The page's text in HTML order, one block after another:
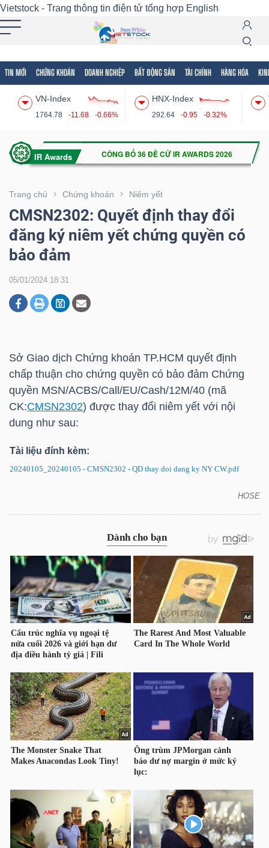
Vietstock - Trang thông tin điện tử tổng hợp English
TIN MỚI CHỨNG KHOÁN DOANH NGHIỆP BẤT ĐỘNG SẢN TÀI CHÍNH HÀNG HÓA
VN-Index
1764.78 -11.68 -0.66%
HNX-Index
292.64 -0.95 -0.32%
Trang chủ Chứng khoán Niêm yết
CMSN2302: Quyết định thay đổi
đăng ký niêm yết chứng quyền có
bảo đảm
05/01/2024 18:31
Sở Giao dịch Chứng khoán TP.HCM quyết định
chấp thuận cho chứng quyền có bảo đảm Chứng
quyền MSN/ACBS/Call/EU/Cash/12M/40 (mã
CK:CMSN2302) được thay đổi niêm yết với nội
dung như sau:
Tài liệu đính kèm:
20240105_20240105 - CMSN2302 - QD thay doi dang ky NY CW.pdf
HOSE
Tất cả Tính năng Ngành Mã chứng khoán
Tính
(-)
VIETSTOCK
CHỨNG
KHOÁN
DOANH
BẤT
TÀI
HÓA
KINH
TẾ
THẾ
GIỚI
ĐÔNG
TÀI